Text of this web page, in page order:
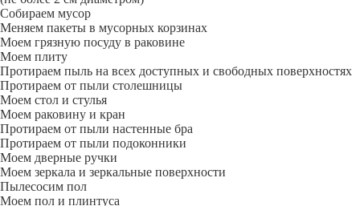
Собираем мусор
Меняем пакеты в мусорных корзинах
Моем грязную посуду в раковине
Моем плиту
Протираем пыль на всех доступных и свободных поверхностях
Протираем от пыли столешницы
Моем стол и стулья
Моем раковину и кран
Протираем от пыли настенные бра
Протираем от пыли подоконники
Моем дверные ручки
Моем зеркала и зеркальные поверхности
Пылесосим пол
Моем пол и плинтуса